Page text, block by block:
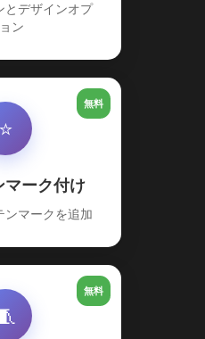
とデザインオプ
ン
無料
⭐
マーク付け
ンマークを追加
無料